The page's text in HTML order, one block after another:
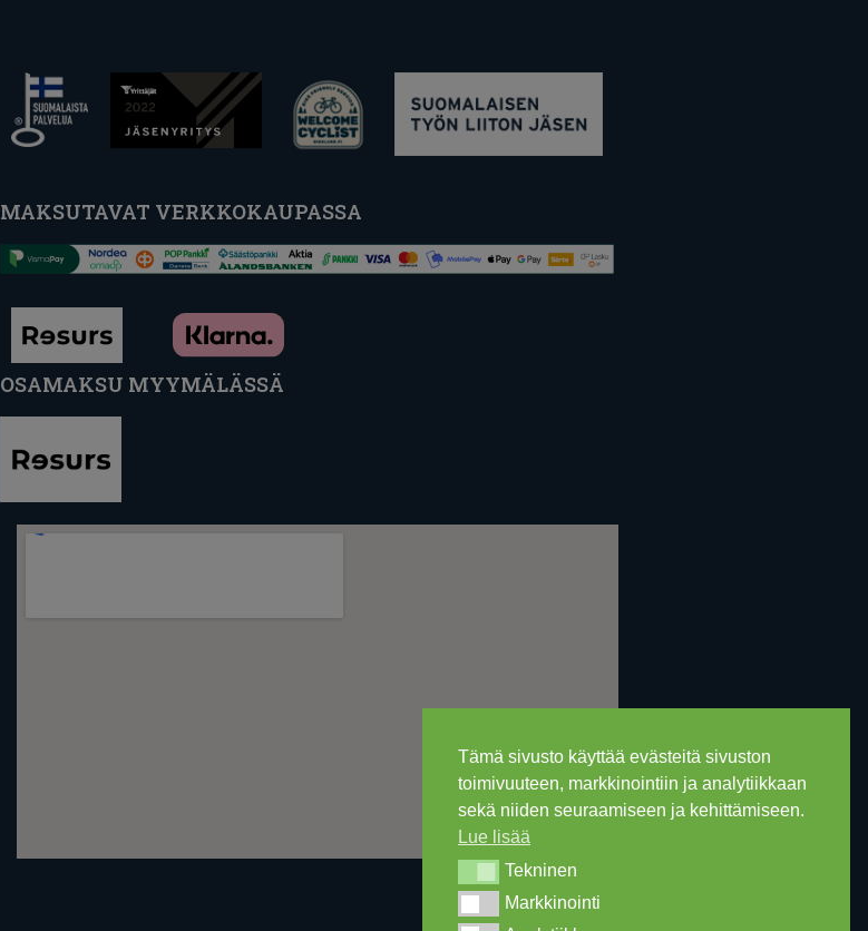
Tämä sivusto käyttää evästeitä sivuston
toimivuuteen, markkinointiin ja analytiikkaan
sekä niiden seuraamiseen ja kehittämiseen.
Lue lisää
TekninenTekninen
MarkkinointiMarkkinointi
MAKSUTAVAT VERKKOKAUPASSA
OSAMAKSU MYYMÄLÄSSÄ